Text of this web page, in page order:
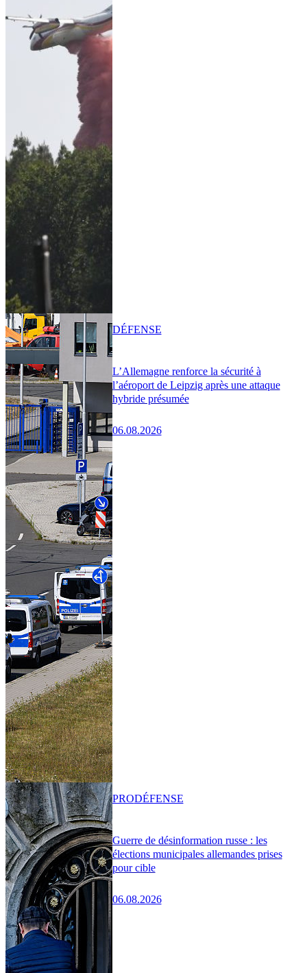
L’Allemagne renforce la sécurité à
l’aéroport de Leipzig après une attaque
hybride présumée
06.08.2026
DÉFENSE
Guerre de désinformation russe : les
élections municipales allemandes prises
pour cible
06.08.2026
PRODÉFENSE